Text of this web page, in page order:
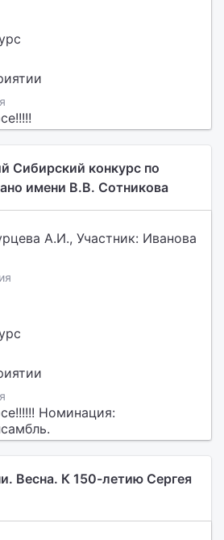
Сибирский конкурс по
имени В.В. Сотникова
А.И., Участник: Иванова
Номинация:
Весна. К 150-летию Сергея